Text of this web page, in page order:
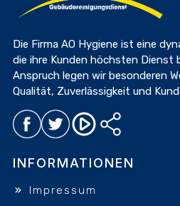
Die Firma AO Hygiene ist eine
die ihre Kunden höchsten Dienst
Anspruch legen wir besonderen
Qualität, Zuverlässigkeit und
INFORMATIONEN
Impressum